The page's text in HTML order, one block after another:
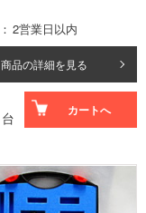
2営業日以内
商品の詳細を見る
台 カートへ